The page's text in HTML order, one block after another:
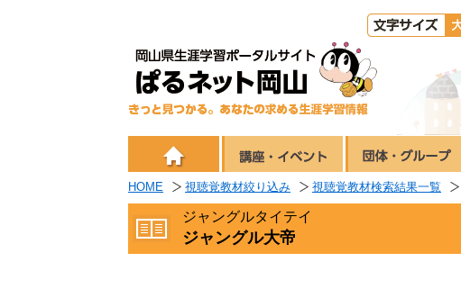
HOME 視聴覚教材絞り込み 視聴覚教材検索結果一覧
ジャングルタイテイ
ジャングル大帝